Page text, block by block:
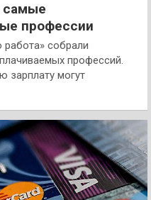
самые
профессии
работа» собрали
профессий.
зарплату могут